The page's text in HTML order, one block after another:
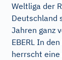
Weltliga der
Deutschland
Jahren ganz
EBERL In
herrscht eine